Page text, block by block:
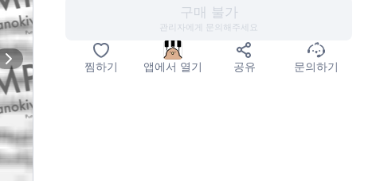
구매 불가
관리자에게 문의해주세요
찜하기 앱에서 열기 공유 문의하기